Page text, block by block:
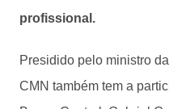
profissional.
Presidido pelo ministro
CMN também tem a